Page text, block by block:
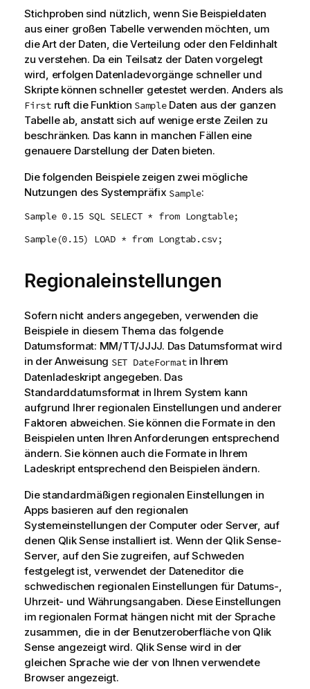
Stichproben sind nützlich, wenn Sie Beispieldaten
aus einer großen Tabelle verwenden möchten, um
die Art der Daten, die Verteilung oder den Feldinhalt
zu verstehen. Da ein Teilsatz der Daten vorgelegt
wird, erfolgen Datenladevorgänge schneller und
Skripte können schneller getestet werden. Anders als
Firstruft die Funktion SampleDaten aus der ganzen
Tabelle ab, anstatt sich auf wenige erste Zeilen zu
beschränken. Das kann in manchen Fällen eine
genauere Darstellung der Daten bieten.
Die folgenden Beispiele zeigen zwei mögliche
Nutzungen des Systempräfix Sample:
Sample 0.15 SQL SELECT * from Longtable;
Sample(0.15) LOAD * from Longtab.csv;
Regionaleinstellungen
Sofern nicht anders angegeben, verwenden die
Beispiele in diesem Thema das folgende
Datumsformat: MM/TT/JJJJ. Das Datumsformat wird
in der Anweisung SET DateFormatin Ihrem
Datenladeskript angegeben. Das
Standarddatumsformat in Ihrem System kann
aufgrund Ihrer regionalen Einstellungen und anderer
Faktoren abweichen. Sie können die Formate in den
Beispielen unten Ihren Anforderungen entsprechend
ändern. Sie können auch die Formate in Ihrem
Ladeskript entsprechend den Beispielen ändern.
Die standardmäßigen regionalen Einstellungen in
Apps basieren auf den regionalen
Systemeinstellungen der Computer oder Server, auf
denen Qlik Sense installiert ist. Wenn der Qlik Sense-
Server, auf den Sie zugreifen, auf Schweden
festgelegt ist, verwendet der Dateneditor die
schwedischen regionalen Einstellungen für Datums-,
Uhrzeit- und Währungsangaben. Diese Einstellungen
im regionalen Format hängen nicht mit der Sprache
zusammen, die in der Benutzeroberfläche von Qlik
Senseangezeigt wird. Qlik Sense wird in der
gleichen Sprache wie der von Ihnen verwendete
Browser angezeigt.